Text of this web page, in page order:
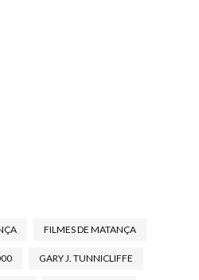
FILMES DE MATANÇA
GARY J. TUNNICLIFFE